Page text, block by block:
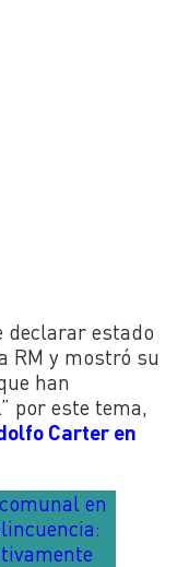
declarar estado
RM y mostró su
han
por este tema,
Carter en
en